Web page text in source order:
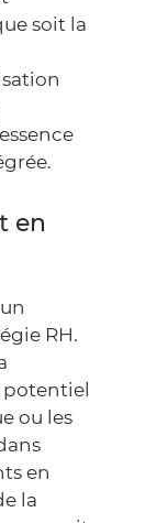
soit la
en
RH.
ou les
en
la